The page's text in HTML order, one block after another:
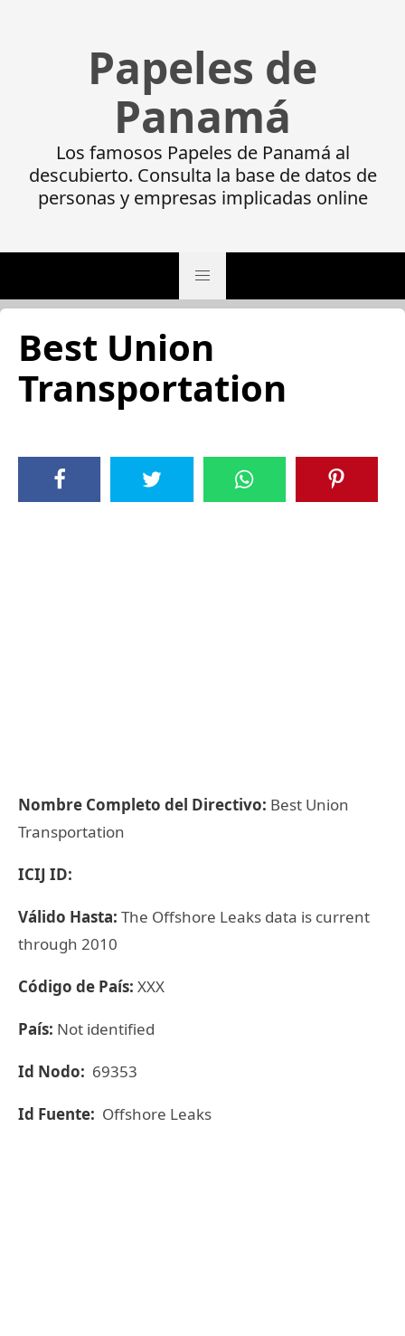
Papeles de
Panamá
Los famosos Papeles de Panamá al
descubierto. Consulta la base de datos de
personas y empresas implicadas online
Best Union
Transportation
Nombre Completo del Directivo: Best Union
Transportation
ICIJ ID:
Válido Hasta: The Offshore Leaks data is current
through 2010
Código de País: XXX
País: Not identified
Id Nodo: 69353
Id Fuente: Offshore Leaks